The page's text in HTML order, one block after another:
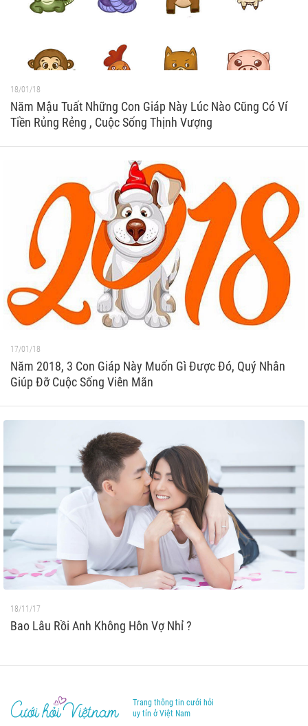
18/01/18
Năm Mậu Tuất Những Con Giáp Này Lúc Nào Cũng Có Ví
Tiền Rủng Rẻng , Cuộc Sống Thịnh Vượng
17/01/18
Năm 2018, 3 Con Giáp Này Muốn Gì Được Đó, Quý Nhân
Giúp Đỡ Cuộc Sống Viên Mãn
18/11/17
Bao Lâu Rồi Anh Không Hôn Vợ Nhỉ ?
Trang thông tin cưới hỏi
uy tín ở Việt Nam